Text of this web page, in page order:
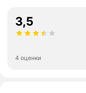
3,5
4 оценки